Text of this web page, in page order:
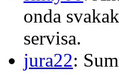
onda
servisa.
jura22: